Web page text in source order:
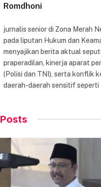
Romdhoni
jurnalis senior di Zona Merah
pada liputan Hukum dan
menyajikan berita aktual
praperadilan, kinerja aparat
(Polisi dan TNI), serta konflik
daerah-daerah sensitif seperti
Posts